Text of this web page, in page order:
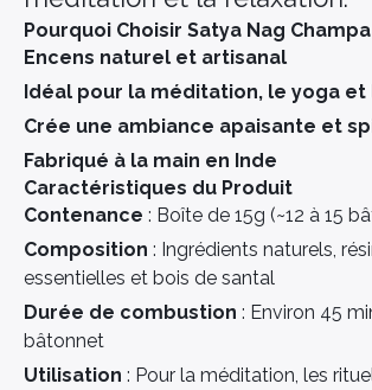
Pourquoi Choisir Satya Nag Champa
Encens naturel et artisanal
Idéal pour la méditation, le yoga et
Crée une ambiance apaisante et
Fabriqué à la main en Inde
Caractéristiques du Produit
Contenance : Boîte de 15g (~12 à 15
Composition : Ingrédients naturels,
essentielles et bois de santal
Durée de combustion : Environ 45
bâtonnet
Utilisation : Pour la méditation, les